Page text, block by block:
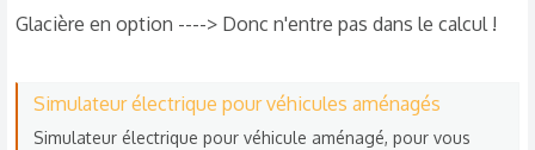
Glacière en option ----> Donc n'entre pas dans le calcul !
Simulateur électrique pour véhicules aménagés
Simulateur électrique pour véhicule aménagé, pour vous